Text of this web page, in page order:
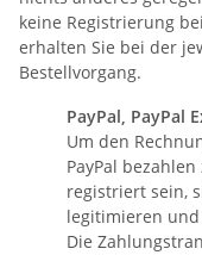
keine Registrierung
erhalten Sie bei der
Bestellvorgang.
PayPal, PayPal
Um den
PayPal
registriert sein,
legitimieren
Die